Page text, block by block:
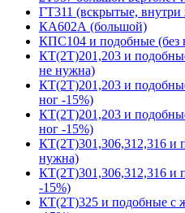
ГТ311 (вскрытые, внутри
КА602А (большой)
КПС104 и подобные (без
КТ(2Т)201,203 и
не нужна)
КТ(2Т)201,203 и
ног -15%)
КТ(2Т)201,203 и
ног -15%)
КТ(2Т)301,306,312,316 и
нужна)
КТ(2Т)301,306,312,316 и
-15%)
КТ(2Т)325 и подобные с